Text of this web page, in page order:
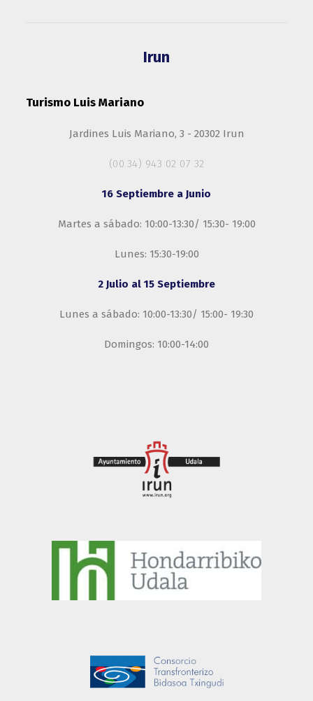
Irun
Turismo Luis Mariano
Jardines Luis Mariano, 3 - 20302 Irun
(00.34) 943 02 07 32
16 Septiembre a Junio
Martes a sábado: 10:00-13:30/ 15:30- 19:00
Lunes: 15:30-19:00
2 Julio al 15 Septiembre
Lunes a sábado: 10:00-13:30/ 15:00- 19:30
Domingos: 10:00-14:00